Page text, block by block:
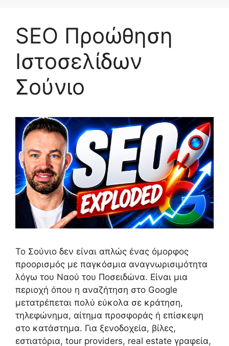
SEO Προώθηση
Ιστοσελίδων
Σούνιο
Το Σούνιο δεν είναι απλώς ένας όμορφος
προορισμός με παγκόσμια αναγνωρισιμότητα
λόγω του Ναού του Ποσειδώνα. Είναι μια
περιοχή όπου η αναζήτηση στο Google
μετατρέπεται πολύ εύκολα σε κράτηση,
τηλεφώνημα, αίτημα προσφοράς ή επίσκεψη
στο κατάστημα. Για ξενοδοχεία, βίλες,
εστιατόρια, tour providers, real estate γραφεία,